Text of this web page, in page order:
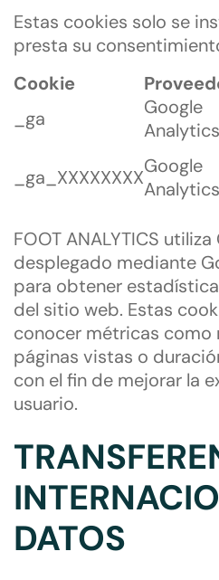
Estas cookies solo se
presta su
Cookie
_ga
Google
Analytics
_ga_XXXXXXXXGoogle
Analytics
FOOT ANALYTICS
desplegado mediante
para obtener
del sitio web. Estas
conocer métricas como
páginas vistas o
con el fin de mejorar la
usuario.
DATOS